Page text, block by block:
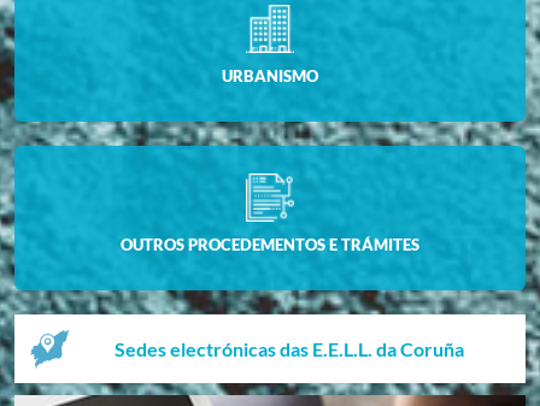
URBANISMO
OUTROS PROCEDEMENTOS E TRÁMITES
Sedes electrónicas das E.E.L.L. da Coruña